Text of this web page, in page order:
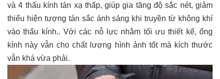
và 4 thấu kính tán xạ thấp, giúp gia tăng độ sắc nét, giảm
thiểu hiện tượng tán sắc ánh sáng khi truyền từ không khí
vào thấu kính.. Với các nỗ lực nhằm tối ưu thiết kế, ống
kính này vẫn cho chất lượng hình ảnh tốt mà kích thước
vẫn khá vừa phải.